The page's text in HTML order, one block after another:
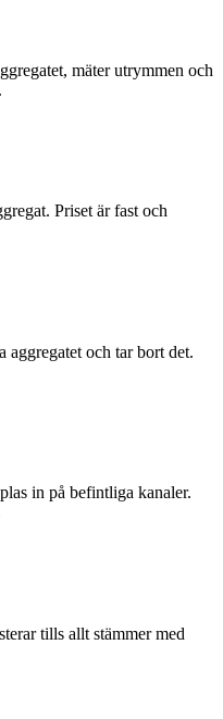
mäter utrymmen och
Priset är fast och
aggregatet och tar bort det.
in på befintliga kanaler.
tills allt stämmer med